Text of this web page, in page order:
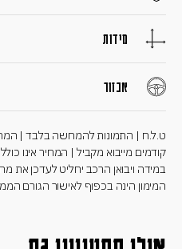
מידות
אבזור
קודמים מייבוא מקביל | המחיר אינו
המימון הינה בכפוף לאישור הגורם